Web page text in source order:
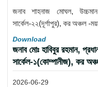
জনাব শাহনাজ মোঘল,
সার্কেল-২২(দূর্গাপুর), কর অঞ্চল -
Download
জনাব মোঃ হাবিবুর রহমান,
সার্কেল-১(কোম্পানীজ), কর
2026-06-29